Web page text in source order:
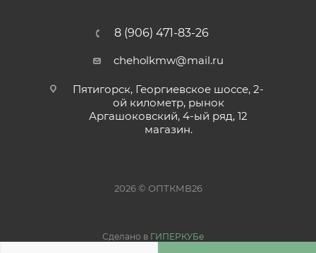
8 (906) 471-83-26
cheholkmw@mail.ru
Пятигорск, Георгиевское шоссе, 2-
ой километр, рынок
Аргашоковский, 4-ый ряд, 12
магазин.
2026 © ОПТКМВ26
Сделано в ГИПЕРКУБе